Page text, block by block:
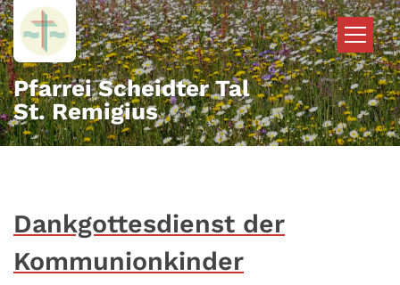
Zum Inhalt springen
Pfarrei Scheidter Tal
St. Remigius
Dankgottesdienst der
Kommunionkinder